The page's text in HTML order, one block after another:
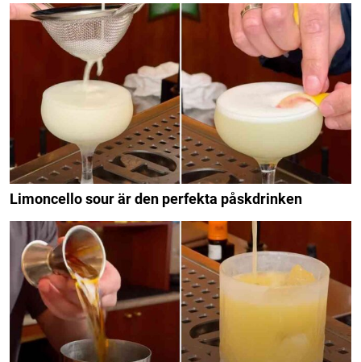
Limoncello sour är den perfekta påskdrinken